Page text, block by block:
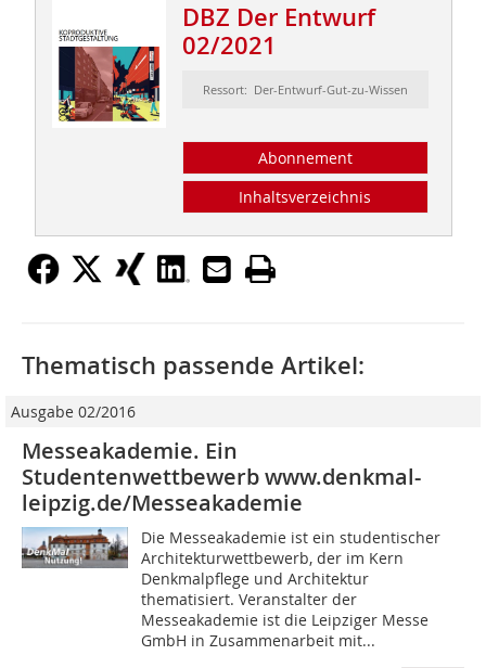
DBZ Der Entwurf
02/2021
Ressort: Der-Entwurf-Gut-zu-Wissen
Abonnement
Inhaltsverzeichnis
Thematisch passende Artikel:
Ausgabe 02/2016
Messeakademie. Ein
Studentenwettbewerb www.denkmal-
leipzig.de/Messeakademie
Die Messeakademie ist ein studentischer
Architekturwettbewerb, der im Kern
Denkmalpflege und Architektur
thematisiert. Veranstalter der
Messeakademie ist die Leipziger Messe
GmbH in Zusammenarbeit mit...